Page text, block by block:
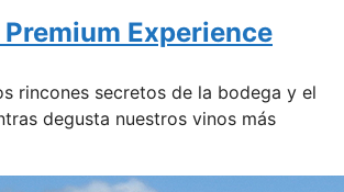
Experience
rincones secretos de la bodega y el
degusta nuestros vinos más